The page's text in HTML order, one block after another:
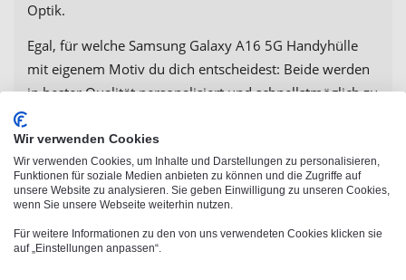
Optik.
Egal, für welche Samsung Galaxy A16 5G Handyhülle
mit eigenem Motiv du dich entscheidest: Beide werden
in bester Qualität personalisiert und schnellstmöglich zu
Handyhüllen über passende Aussparungen für Kamera,
Anschlüsse und Bedienelemente, sodass du dein
Samsung Galaxy A16 5G uneingeschränkt nutzen
kannst.
Wir verwenden Cookies
Wir verwenden Cookies, um Inhalte und Darstellungen zu personalisieren,
Funktionen für soziale Medien anbieten zu können und die Zugriffe auf
unsere Website zu analysieren. Sie geben Einwilligung zu unseren Cookies,
wenn Sie unsere Webseite weiterhin nutzen.
Für weitere Informationen zu den von uns verwendeten Cookies klicken sie
auf „Einstellungen anpassen“.